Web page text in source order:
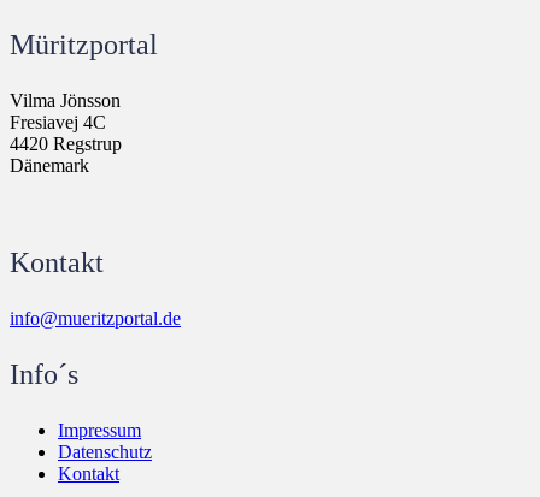
Müritzportal
Vilma Jönsson
Fresiavej 4C
4420 Regstrup
Dänemark
Kontakt
info@mueritzportal.de
Info´s
Impressum
Datenschutz
Kontakt